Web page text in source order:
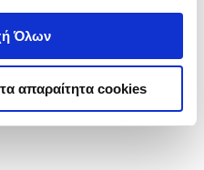
Όλων
απαραίτητα cookies